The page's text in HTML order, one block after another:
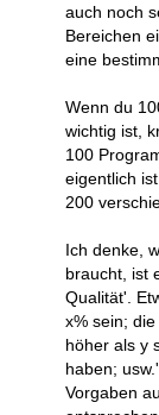
auch noch
Bereichen
eine
Wenn du
wichtig ist,
100
eigentlich
200
Ich denke,
braucht, ist
Qualität'.
x% sein;
höher als y
haben;
Vorgaben